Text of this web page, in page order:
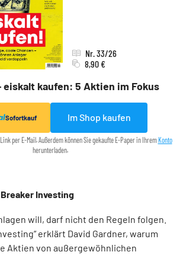
eiskalt kaufen: 5 Aktien im Fokus
Nr. 33/26
8,90 €
Sofortkauf Im Shop kaufen
per E-Mail. Außerdem können Sie gekaufte E-Paper in IhremKonto
herunterladen.
Investing
will, darf nicht den Regeln folgen.
erklärt David Gardner, warum
Aktien von außer­gewöhnlichen